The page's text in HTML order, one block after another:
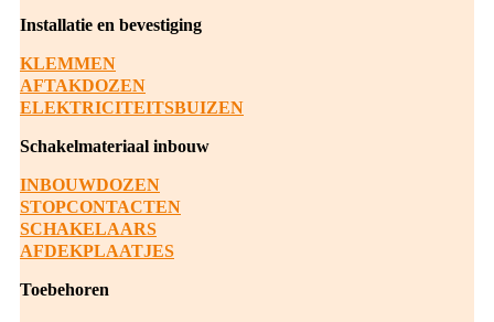
Installatie en bevestiging
KLEMMEN
AFTAKDOZEN
ELEKTRICITEITSBUIZEN
Schakelmateriaal inbouw
INBOUWDOZEN
STOPCONTACTEN
SCHAKELAARS
AFDEKPLAATJES
Toebehoren